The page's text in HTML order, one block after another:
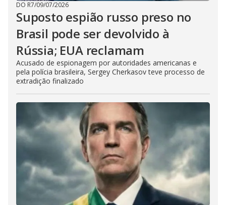
DO R7/09/07/2026
Suposto espião russo preso no
Brasil pode ser devolvido à
Rússia; EUA reclamam
Acusado de espionagem por autoridades americanas e
pela polícia brasileira, Sergey Cherkasov teve processo de
extradição finalizado